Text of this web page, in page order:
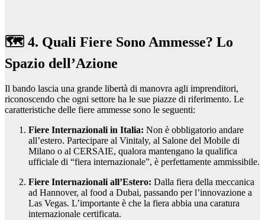
🗺️ 4. Quali Fiere Sono Ammesse? Lo
Spazio dell’Azione
Il bando lascia una grande libertà di manovra agli imprenditori,
riconoscendo che ogni settore ha le sue piazze di riferimento. Le
caratteristiche delle fiere ammesse sono le seguenti:
Fiere Internazionali in Italia: Non è obbligatorio andare
all’estero. Partecipare al Vinitaly, al Salone del Mobile di
Milano o al CERSAIE, qualora mantengano la qualifica
ufficiale di “fiera internazionale”, è perfettamente ammissibile.
Fiere Internazionali all’Estero: Dalla fiera della meccanica
ad Hannover, al food a Dubai, passando per l’innovazione a
Las Vegas. L’importante è che la fiera abbia una caratura
internazionale certificata.